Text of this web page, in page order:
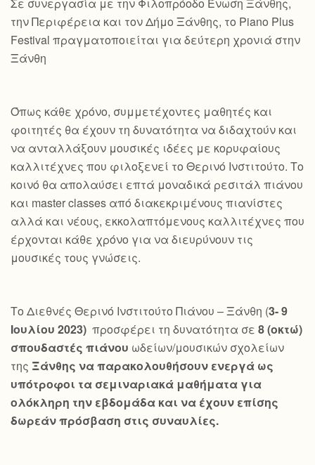
την Περιφέρεια και τον Δήμο Ξάνθης, το Piano Plus
Festival πραγματοποιείται για δεύτερη χρονιά στην
Ξάνθη
Όπως κάθε χρόνο, συμμετέχοντες μαθητές και
φοιτητές θα έχουν τη δυνατότητα να διδαχτούν και
να ανταλλάξουν μουσικές ιδέες με κορυφαίους
καλλιτέχνες που φιλοξενεί το Θερινό Ινστιτούτο. Το
κοινό θα απολαύσει επτά μοναδικά ρεσιτάλ πιάνου
και master classes από διακεκριμένους πιανίστες
αλλά και νέους, εκκολαπτόμενους καλλιτέχνες που
έρχονται κάθε χρόνο για να διευρύνουν τις
μουσικές τους γνώσεις.
Το Διεθνές Θερινό Ινστιτούτο Πιάνου – Ξάνθη (3- 9
Ιουλίου 2023) προσφέρει τη δυνατότητα σε 8 (οκτώ)
σπουδαστές πιάνου ωδείων/μουσικών σχολείων
της Ξάνθης να παρακολουθήσουν ενεργά ως
υπότροφοι τα σεμιναριακά μαθήματα για
ολόκληρη την εβδομάδα και να έχουν επίσης
δωρεάν πρόσβαση στις συναυλίες.